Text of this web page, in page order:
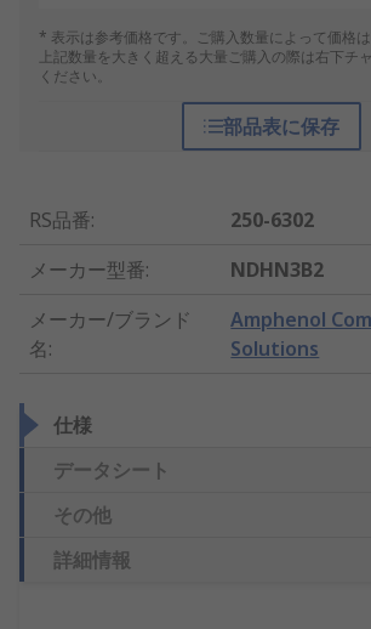
* 表示は参考価格です。ご購入数量によって価格は
上記数量を大きく超える大量ご購入の際は右下チ
ください。
部品表に保存
RS品番:
250-6302
メーカー型番:
NDHN3B2
メーカー/ブランド
名:
Amphenol
Solutions
仕様
データシート
その他
詳細情報